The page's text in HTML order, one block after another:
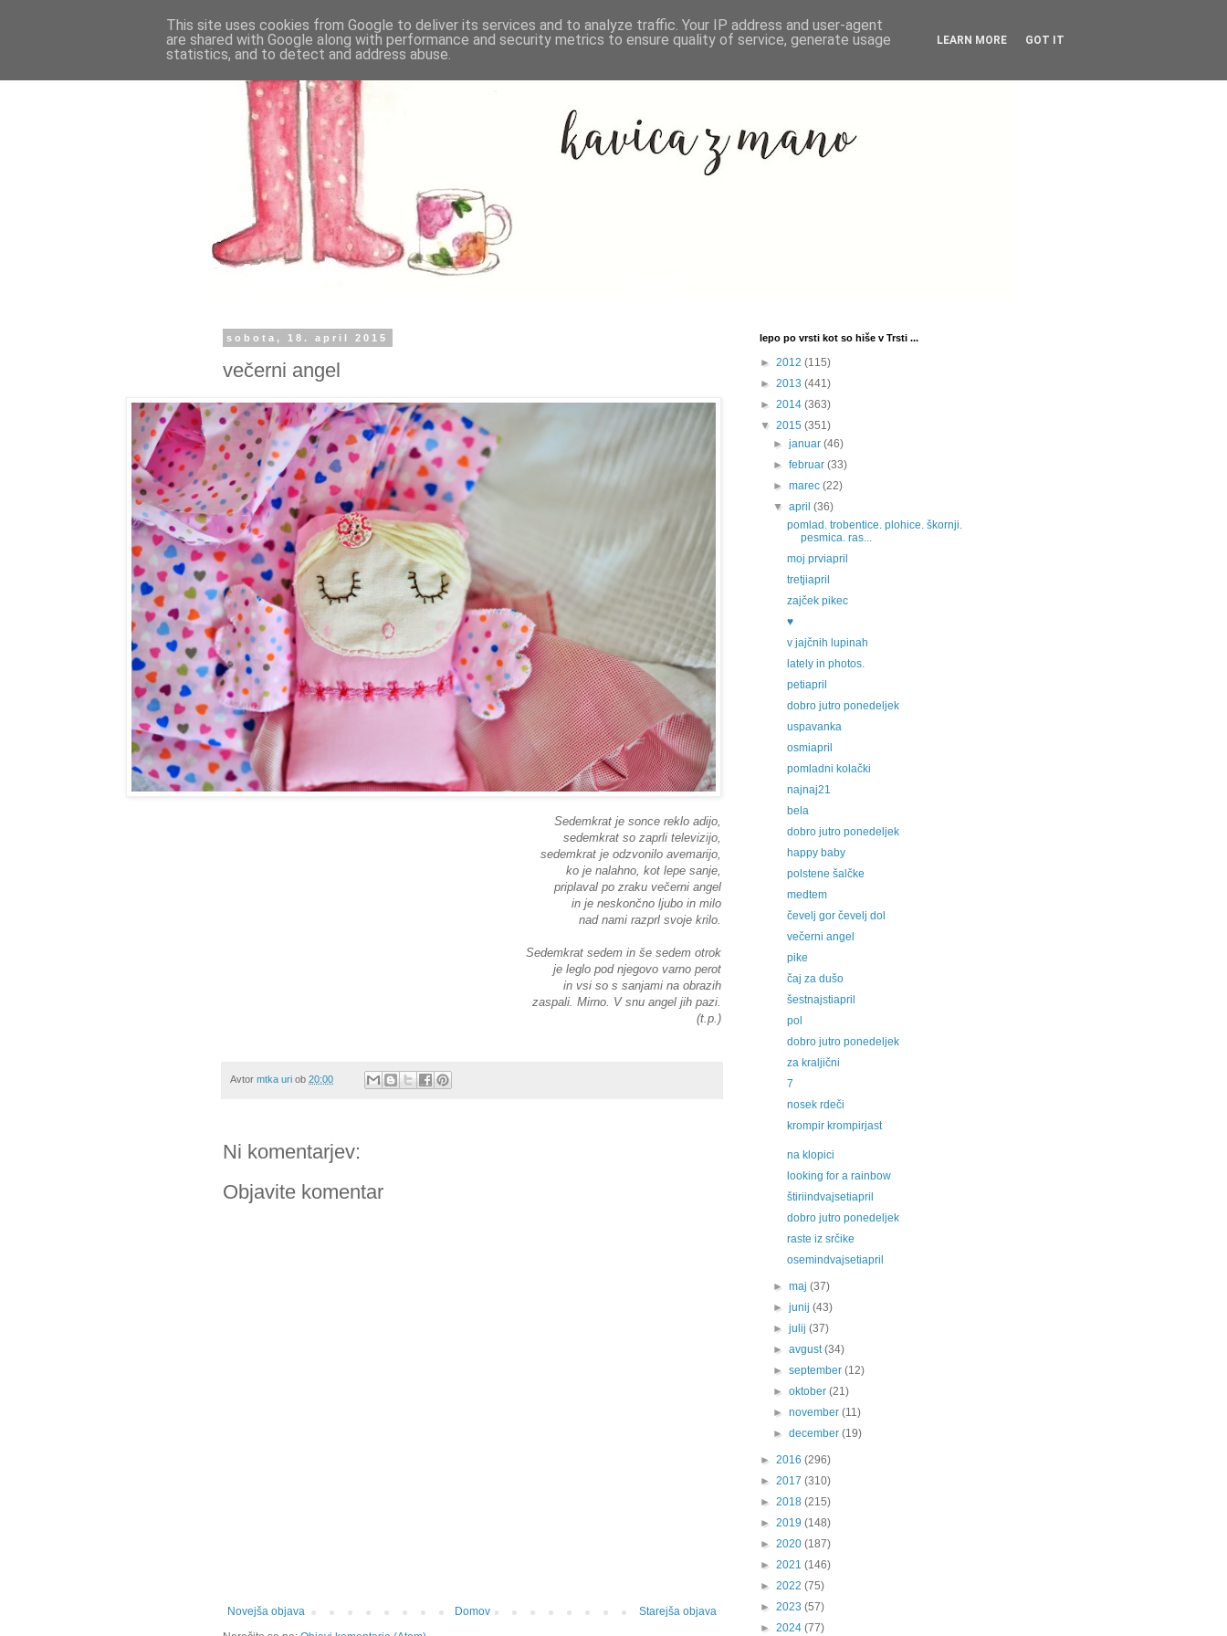
sobota, 18. april 2015
večerni angel
Sedemkrat je sonce reklo adijo,
sedemkrat so zaprli televizijo,
sedemkrat je odzvonilo avemarijo,
ko je nalahno, kot lepe sanje,
priplaval po zraku večerni angel
in je neskončno ljubo in milo
nad nami razprl svoje krilo.
Sedemkrat sedem in še sedem otrok
je leglo pod njegovo varno perot
in vsi so s sanjami na obrazih
zaspali. Mirno. V snu angel jih pazi.
(t.p.)
Avtor mtka uri ob 20:00
Ni komentarjev:
Objavite komentar
Novejša objava Starejša objava
Domov
lepo po vrsti kot so hiše v Trsti ...
► 2012 (115)
► 2013 (441)
► 2014 (363)
▼ 2015 (351)
►januar(46)
►februar(33)
►marec(22)
▼april(36)
pomlad. trobentice. plohice. škornji.
pesmica. ras...
moj prviapril
tretjiapril
zajček pikec
♥
v jajčnih lupinah
lately in photos.
petiapril
dobro jutro ponedeljek
uspavanka
osmiapril
pomladni kolački
najnaj21
bela
dobro jutro ponedeljek
happy baby
polstene šalčke
medtem
čevelj gor čevelj dol
večerni angel
pike
čaj za dušo
šestnajstiapril
pol
dobro jutro ponedeljek
za kraljični
7
nosek rdeči
krompir krompirjast
na klopici
looking for a rainbow
štiriindvajsetiapril
dobro jutro ponedeljek
raste iz srčike
osemindvajsetiapril
►maj(37)
►junij(43)
►julij(37)
►avgust(34)
►september(12)
►oktober(21)
►november(11)
►december(19)
► 2016 (296)
► 2017 (310)
► 2018 (215)
► 2019 (148)
► 2020 (187)
► 2021 (146)
► 2022 (75)
► 2023 (57)
► 2024 (77)
This site uses cookies from Google to deliver its services and to analyze traffic. Your IP address and user-agent
are shared with Google along with performance and security metrics to ensure quality of service, generate usage
statistics, and to detect and address abuse.
LEARN MORE GOT IT